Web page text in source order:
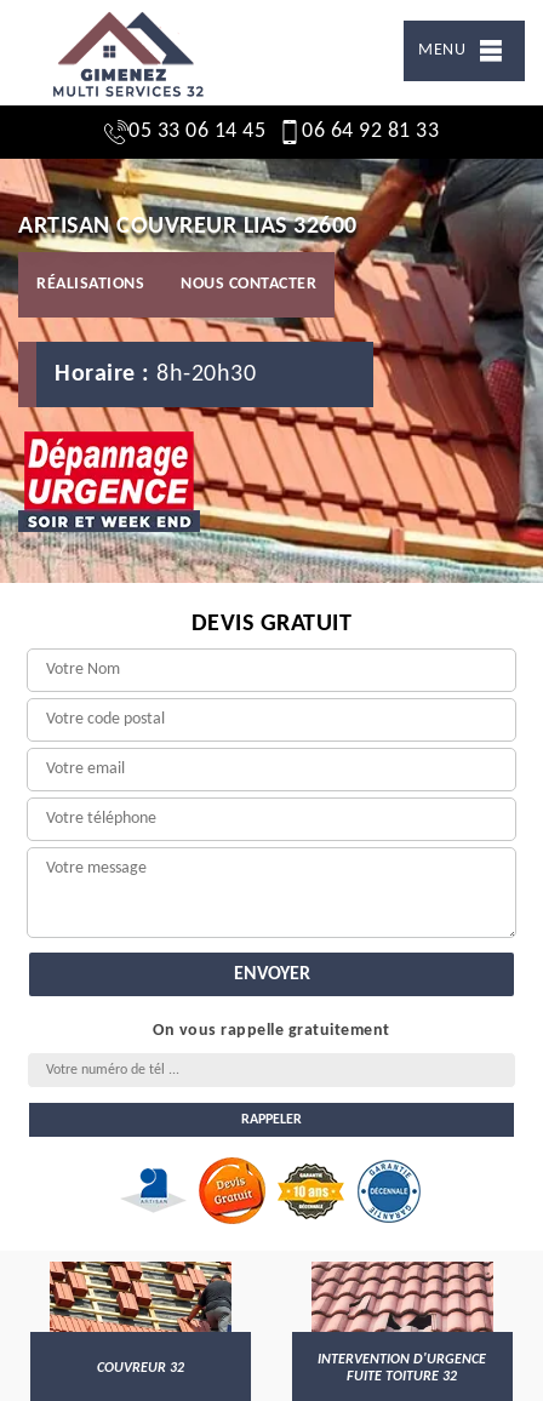
MENU
05 33 06 14 45 06 64 92 81 33
ARTISAN COUVREUR LIAS 32600
RÉALISATIONS NOUS CONTACTER
Horaire : 8h-20h30
DEVIS GRATUIT
On vous rappelle gratuitement
COUVREUR 32
INTERVENTION D'URGENCE
FUITE TOITURE 32